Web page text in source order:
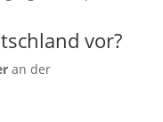
vor?
an der